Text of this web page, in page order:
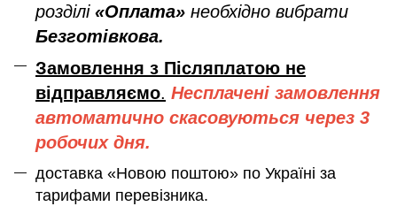
розділі «Оплата» необхідно вибрати
Безготівкова.
Замовлення з Післяплатою не
відправляємо. Несплачені замовлення
автоматично скасовуються через 3
робочих дня.
доставка «Новою поштою» по Україні за
тарифами перевізника.